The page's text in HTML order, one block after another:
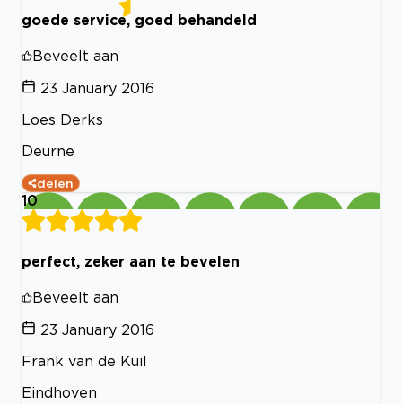
goede service, goed behandeld
Beveelt aan
23 January 2016
Loes Derks
Deurne
delen
10
perfect, zeker aan te bevelen
Beveelt aan
23 January 2016
Frank van de Kuil
Eindhoven